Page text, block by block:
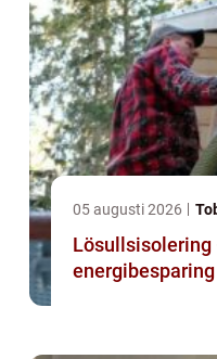
05 augusti 2026
Lösullsisolering